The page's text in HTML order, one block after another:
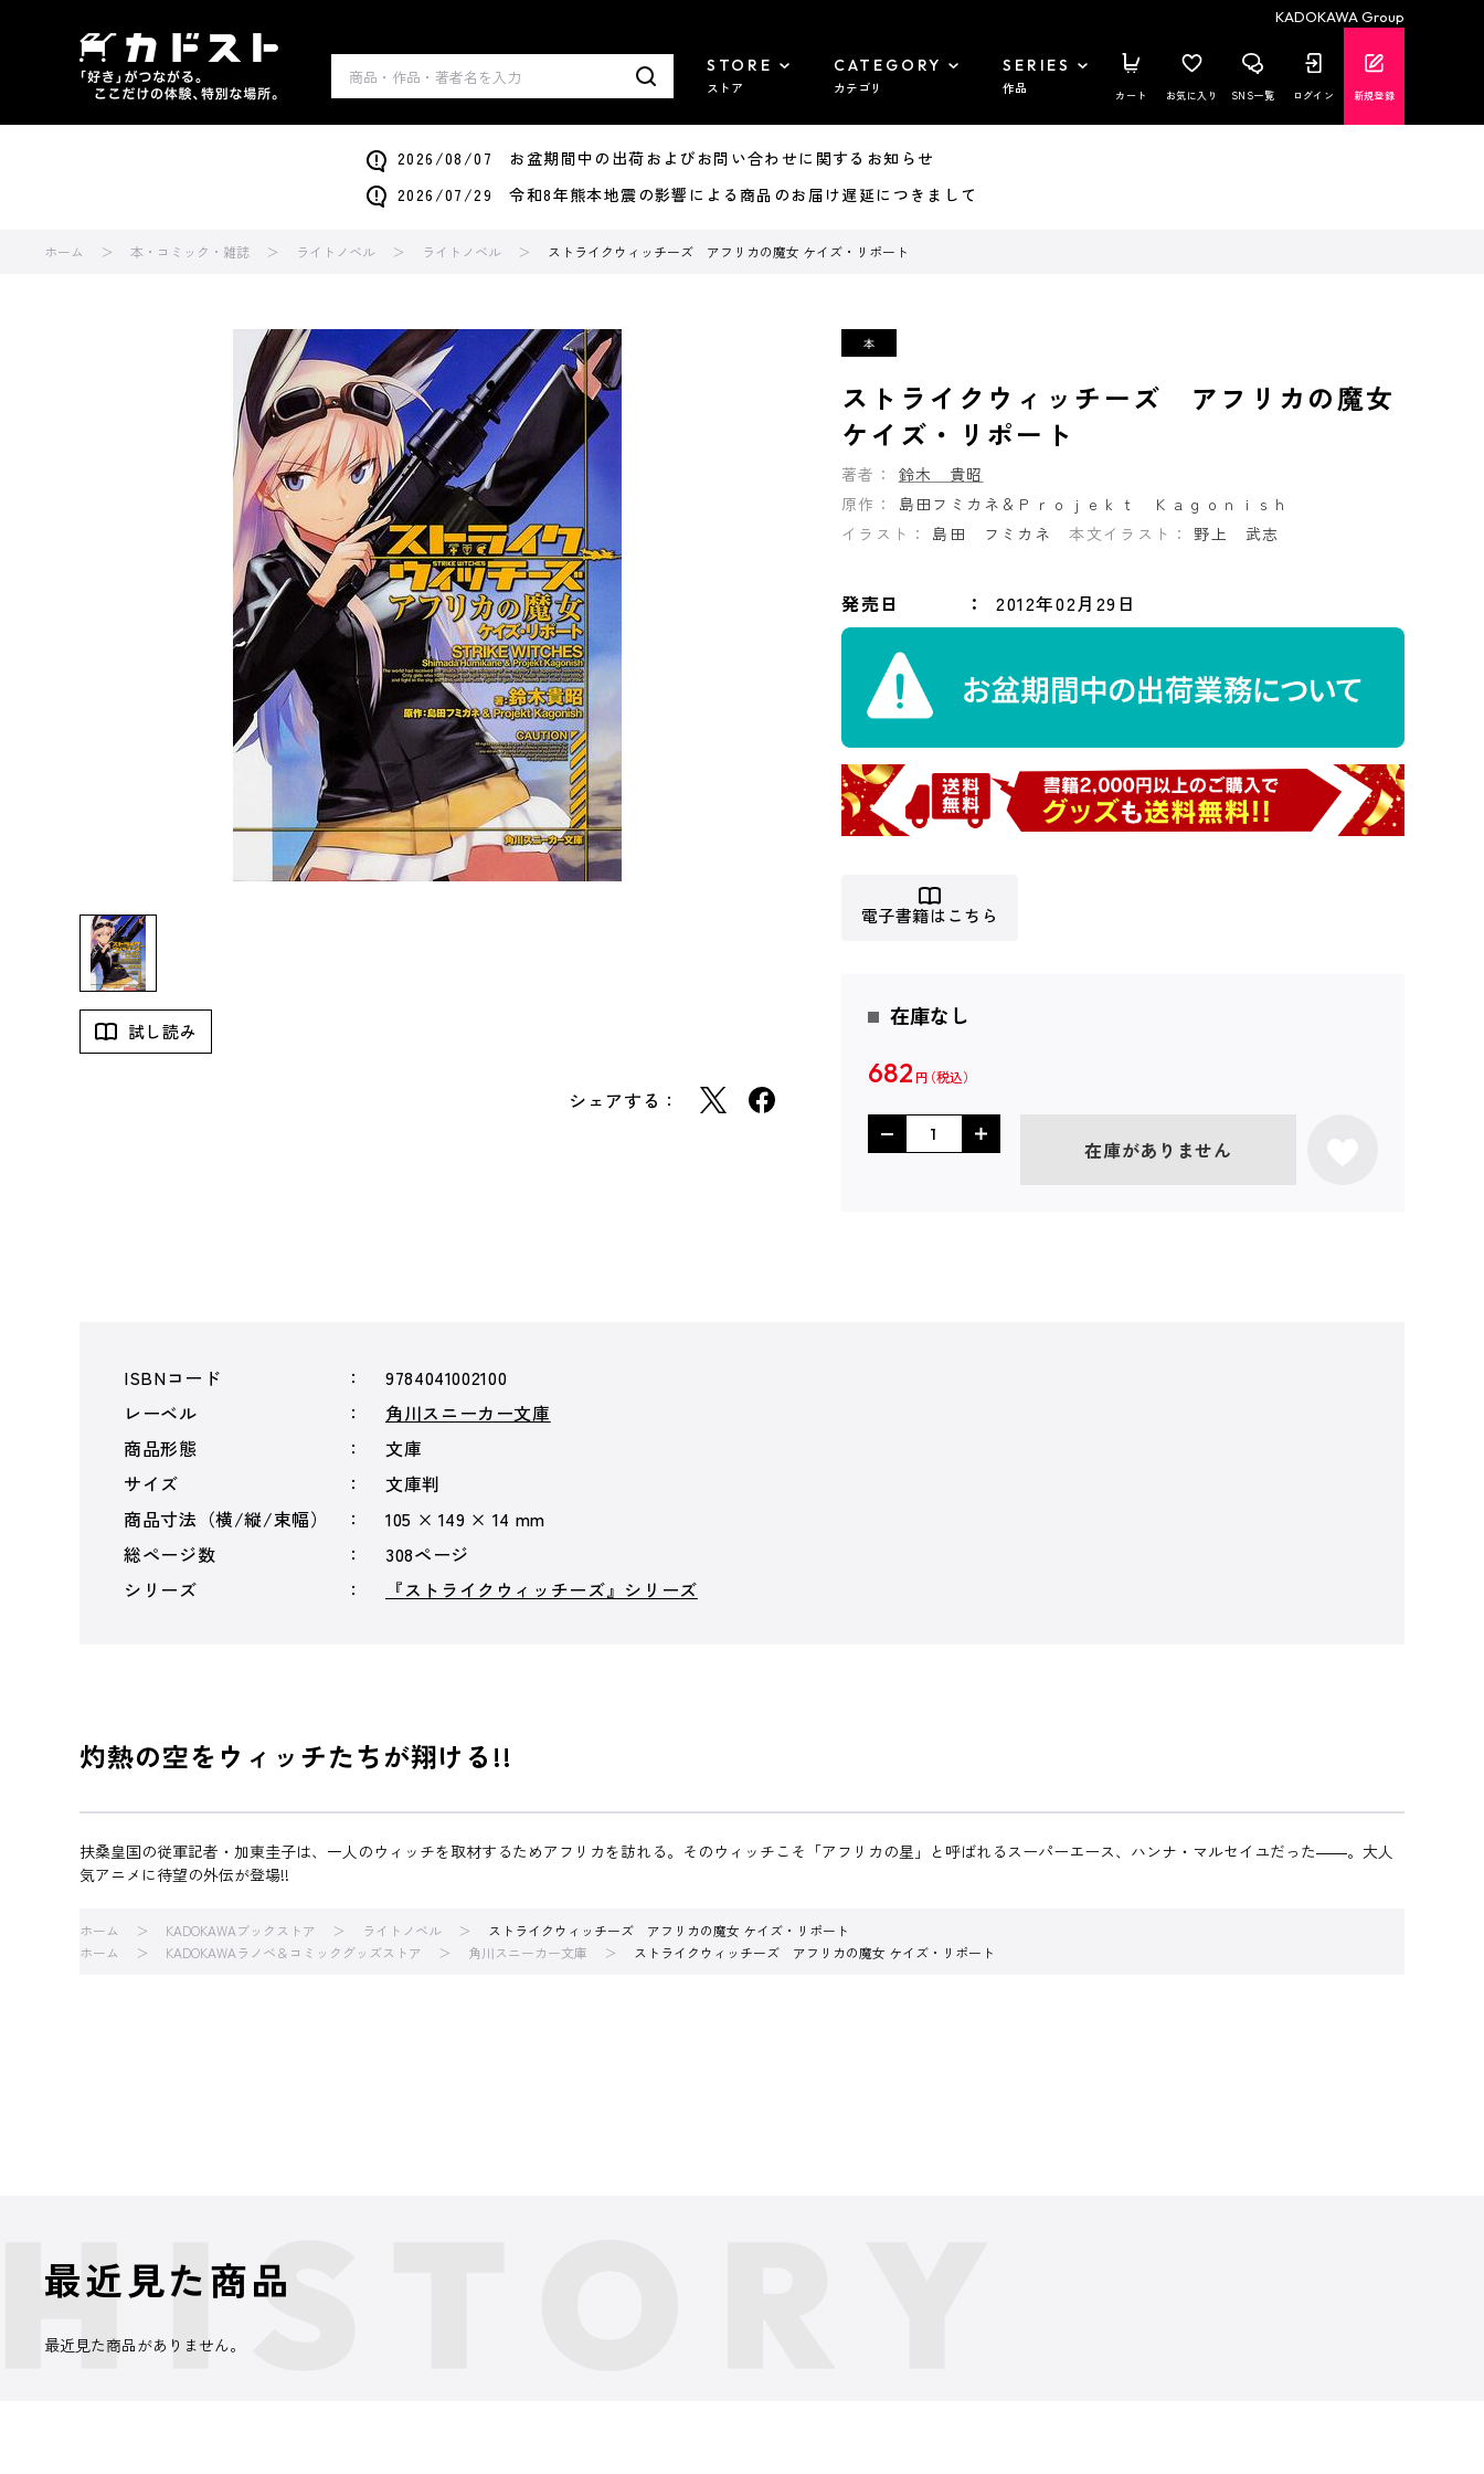
KADOKAWA Group
STORE
ストア
CATEGORY
カテゴリ
SERIES
作品 カート お気に入り SNS一覧 ログイン 新規登録
2026/08/07 お盆期間中の出荷およびお問い合わせに関するお知らせ
2026/07/29 令和8年熊本地震の影響による商品のお届け遅延につきまして
ホーム 本・コミック・雑誌 ライトノベル ライトノベル ストライクウィッチーズ アフリカの魔女 ケイズ・リポート
試し読み
シェアする：
ストライクウィッチーズ アフリカの魔女
ケイズ・リポート
著者：
鈴木 貴昭
原作：
島田フミカネ＆Ｐｒｏｊｅｋｔ Ｋａｇｏｎｉｓｈ
イラスト：
島田 フミカネ 本文イラスト： 野上 武志
発売日 2012年02月29日
電子書籍はこちら
在庫なし
682 円
在庫がありません
ISBNコード
9784041002100
レーベル
角川スニーカー文庫
商品形態
文庫
サイズ
文庫判
商品寸法（横/縦/束幅）
105 × 149 × 14 mm
総ページ数
308ページ
シリーズ
『ストライクウィッチーズ』シリーズ
灼熱の空をウィッチたちが翔ける!!
扶桑皇国の従軍記者・加東圭子は、一人のウィッチを取材するためアフリカを訪れる。そのウィッチこそ「アフリカの星」と呼ばれるスーパーエース、ハンナ・マルセイユだった――。大人
気アニメに待望の外伝が登場!!
ホーム KADOKAWAブックストア ライトノベル
ストライクウィッチーズ アフリカの魔女 ケイズ・リポート
ホーム
KADOKAWAラノベ＆コミックグッズストア 角川スニーカー文庫 ストライクウィッチーズ アフリカの魔女 ケイズ・リポート
最近見た商品
最近見た商品がありません。